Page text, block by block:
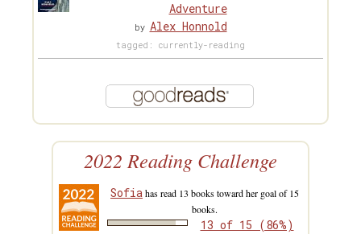
Adventure
by Alex Honnold
tagged: currently-reading
2022 Reading Challenge
Sofiahas read 13 books toward her goal of 15
books.
13 of 15 (86%)